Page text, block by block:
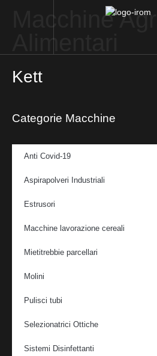
Macchine Agro
Kett
Categorie Macchine
Anti Covid-19
Aspirapolveri Industriali
Estrusori
Macchine lavorazione cereali
Mietitrebbie parcellari
Molini
Pulisci tubi
Selezionatrici Ottiche
Sistemi Disinfettanti